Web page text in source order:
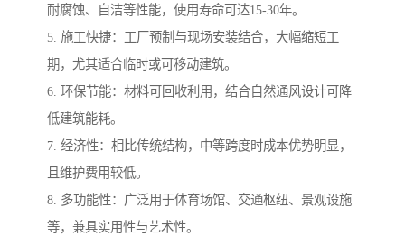
耐腐蚀、自洁等性能，使用寿命可达15-30年。
5. 施工快捷：工厂预制与现场安装结合，大幅缩短工
期，尤其适合临时或可移动建筑。
6. 环保节能：材料可回收利用，结合自然通风设计可降
低建筑能耗。
7. 经济性：相比传统结构，中等跨度时成本优势明显，
且维护费用较低。
8. 多功能性：广泛用于体育场馆、交通枢纽、景观设施
等，兼具实用性与艺术性。